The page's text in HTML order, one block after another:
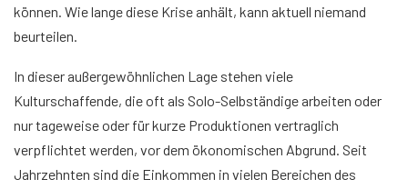
können. Wie lange diese Krise anhält, kann aktuell niemand
beurteilen.
In dieser außergewöhnlichen Lage stehen viele
Kulturschaffende, die oft als Solo-Selbständige arbeiten oder
nur tageweise oder für kurze Produktionen vertraglich
verpflichtet werden, vor dem ökonomischen Abgrund. Seit
Jahrzehnten sind die Einkommen in vielen Bereichen des